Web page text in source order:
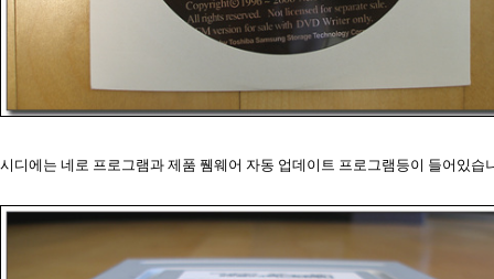
시디에는 네로 프로그램과 제품 퓀웨어 자동 업데이트 프로그램등이 들어있습